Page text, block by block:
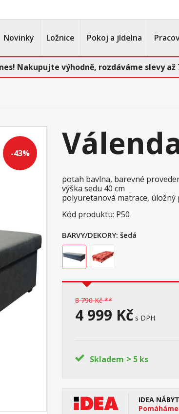
Novinky Ložnice Pokoj a jídelna
Nakupujte výhodně, rozdáváme slevy až
-43%
potah bavlna, barevné
výška sedu 40 cm
polyuretanová matrace,
Kód produktu: P50
BARVY/DEKORY: šedá
8 790 Kč **
4 999 Kč s DPH
Skladem > 5 ks
IDEA